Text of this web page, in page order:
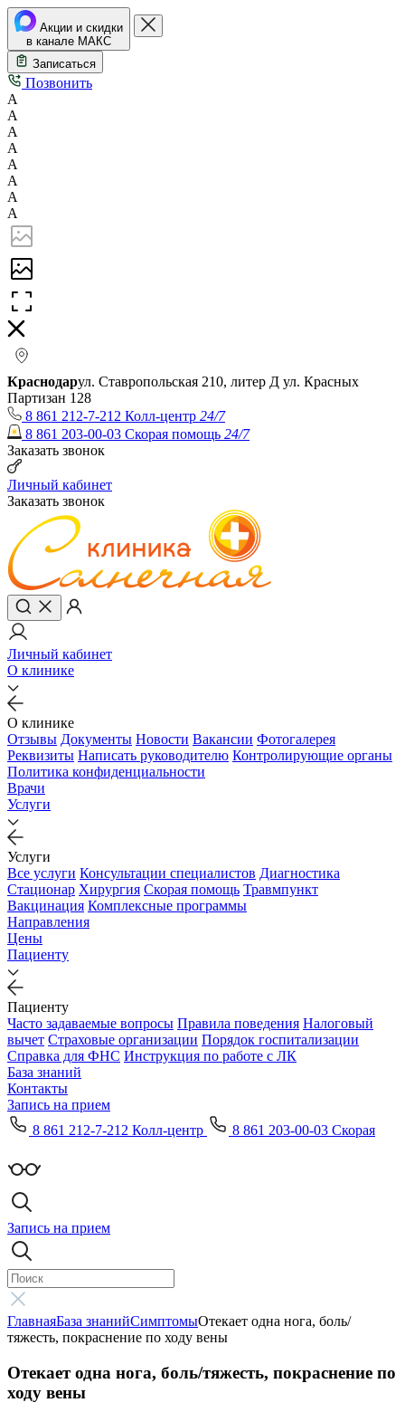
Акции и скидки
в канале МАКС
Записаться
Позвонить
А
А
А
А
А
А
А
А
Краснодарул. Ставропольская 210, литер Д ул. Красных
Партизан 128
8 861 212-7-212 Колл-центр 24/7
8 861 203-00-03 Скорая помощь 24/7
Заказать звонок
Личный кабинет
Заказать звонок
Личный кабинет
О клинике
О клинике
Отзывы Документы Новости Вакансии Фотогалерея
Реквизиты Написать руководителю Контролирующие органы
Политика конфиденциальности
Врачи
Услуги
Услуги
Все услуги Консультации специалистов Диагностика
Стационар Хирургия Скорая помощь Травмпункт
Вакцинация Комплексные программы
Направления
Цены
Пациенту
Пациенту
Часто задаваемые вопросы Правила поведения Налоговый
вычет Страховые организации Порядок госпитализации
Справка для ФНС Инструкция по работе с ЛК
База знаний
Контакты
Запись на прием
8 861 212-7-212 Колл-центр
8 861 203-00-03 Скорая
Запись на прием
ГлавнаяБаза знанийСимптомыОтекает одна нога, боль/
тяжесть, покраснение по ходу вены
Отекает одна нога, боль/тяжесть, покраснение по
ходу вены